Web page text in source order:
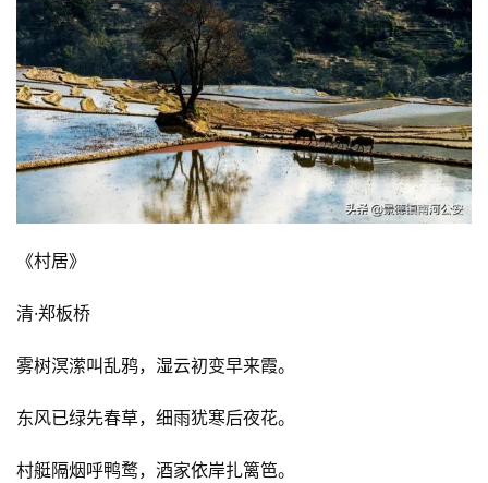
《村居》
清·郑板桥
雾树溟潆叫乱鸦，湿云初变早来霞。
东风已绿先春草，细雨犹寒后夜花。
村艇隔烟呼鸭鹜，酒家依岸扎篱笆。